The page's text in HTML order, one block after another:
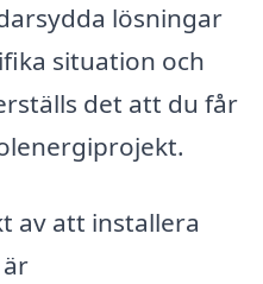
lösningar
situation och
det att du får
av att installera
är